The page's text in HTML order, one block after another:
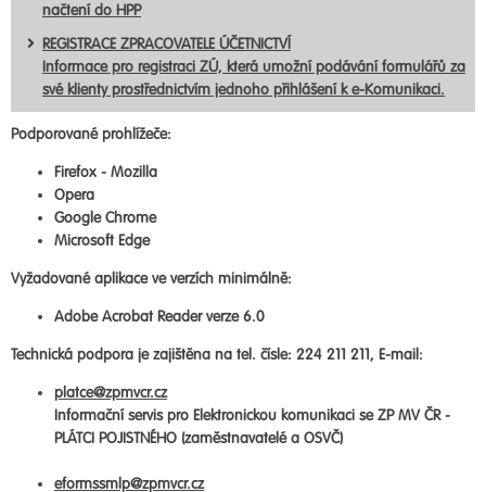
načtení do HPP
REGISTRACE ZPRACOVATELE ÚČETNICTVÍ
Informace pro registraci ZÚ, která umožní podávání formulářů za
své klienty prostřednictvím jednoho přihlášení k e-Komunikaci.
Podporované prohlížeče:
Firefox - Mozilla
Opera
Google Chrome
Microsoft Edge
Vyžadované aplikace ve verzích minimálně:
Adobe Acrobat Reader verze 6.0
Technická podpora je zajištěna na tel. čísle: 224 211 211, E-mail:
platce@zpmvcr.cz
Informační servis pro Elektronickou komunikaci se ZP MV ČR -
PLÁTCI POJISTNÉHO (zaměstnavatelé a OSVČ)
eformssmlp@zpmvcr.cz